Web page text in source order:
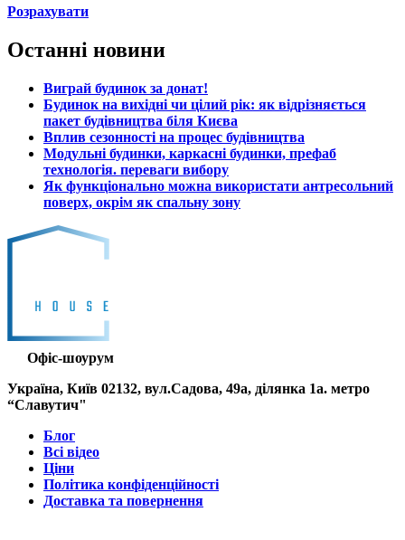
Розрахувати
Останні новини
Виграй будинок за донат!
Будинок на вихідні чи цілий рік: як відрізняється
пакет будівництва біля Києва
Вплив сезонності на процес будівництва
Модульні будинки, каркасні будинки, префаб
технологія. переваги вибору
Як функціонально можна використати антресольний
поверх, окрім як спальну зону
Офіс-шоурум
Україна, Київ 02132, вул.Садова, 49а, ділянка 1а. метро
“Славутич"
Блог
Всі відео
Ціни
Політика конфіденційності
Доставка та повернення